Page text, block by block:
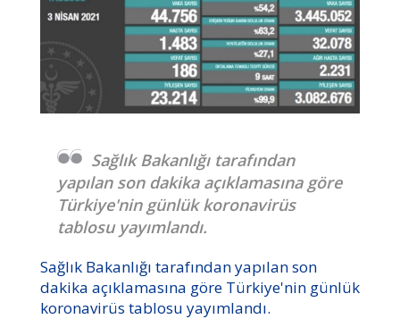
Sağlık Bakanlığı tarafından
yapılan son dakika açıklamasına göre
Türkiye'nin günlük koronavirüs
tablosu yayımlandı.
Sağlık Bakanlığı tarafından yapılan son
dakika açıklamasına göre Türkiye'nin günlük
koronavirüs tablosu yayımlandı.